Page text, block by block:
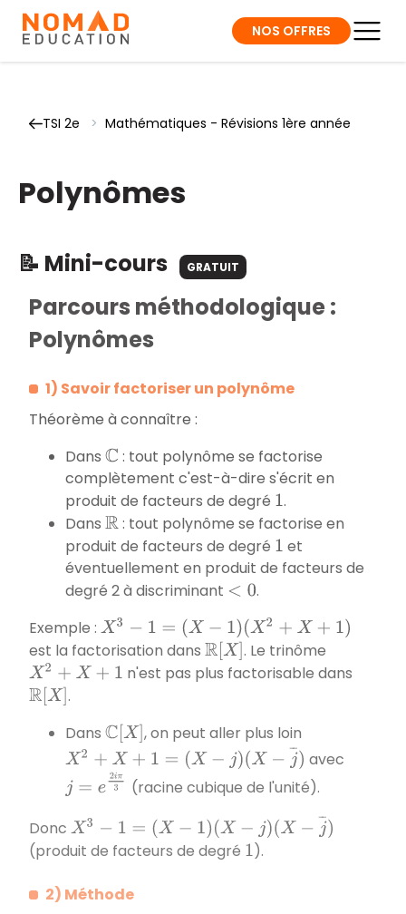
NOS OFFRES
TSI 2e > Mathématiques - Révisions 1ère année
Polynômes
📝 Mini-cours GRATUIT
Parcours méthodologique :
Polynômes
1) Savoir factoriser un polynôme
Théorème à connaître :
Dans C : tout polynôme se factorise
complètement c'est-à-dire s'écrit en
produit de facteurs de degré 1 .
Dans R : tout polynôme se factorise en
produit de facteurs de degré 1 et
éventuellement en produit de facteurs de
degré 2 à discriminant <0
.
Exemple : X3− = X −1) (X2+ X+ 1)
est la factorisation dans R[ X] . Le trinôme
X2+ X+ 1
n'est pas plus factorisable dans
R[ X] .
Dans C[ X] , on peut aller plus loin
X2+ X+ =( X− ) X− ¯ )
avec
j= e2 iπ3
(racine cubique de l'unité).
Donc X3− = X −1) (X −j)(X −¯)
(produit de facteurs de degré 1 ).
2) Méthode